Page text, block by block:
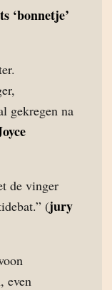
‘bonnetje’
gekregen na
de vinger
(jury
even